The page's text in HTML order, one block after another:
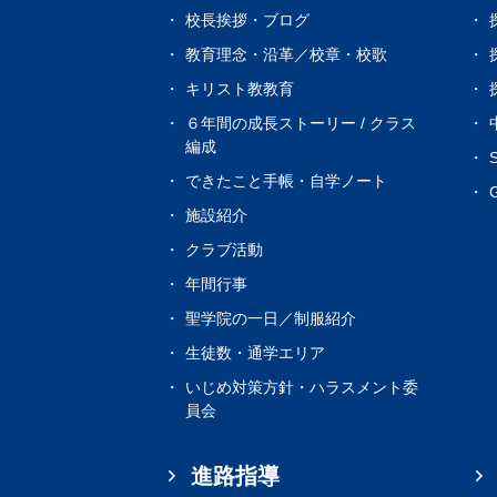
校長挨拶・ブログ
教育理念・沿革／校章・校歌
キリスト教教育
６年間の成長ストーリー / クラス
編成
できたこと手帳・自学ノート
施設紹介
クラブ活動
年間行事
聖学院の一日／制服紹介
生徒数・通学エリア
いじめ対策方針・ハラスメント委
員会
進路指導